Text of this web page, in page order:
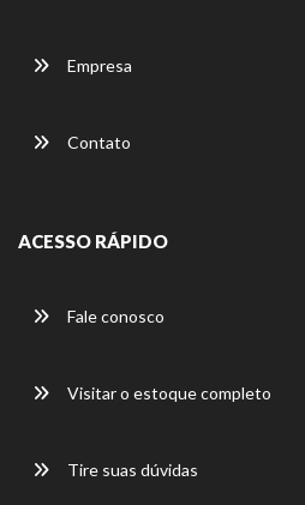
Empresa
Contato
ACESSO RÁPIDO
Fale conosco
Visitar o estoque completo
Tire suas dúvidas